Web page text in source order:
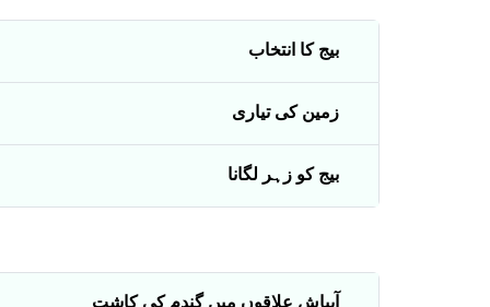
بیج کا انتخاب
زمین کی تیاری
بیج کو زہر لگانا
آبپاش علاقوں میں گندم کی کاشت